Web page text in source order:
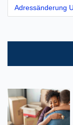
Adressänderung